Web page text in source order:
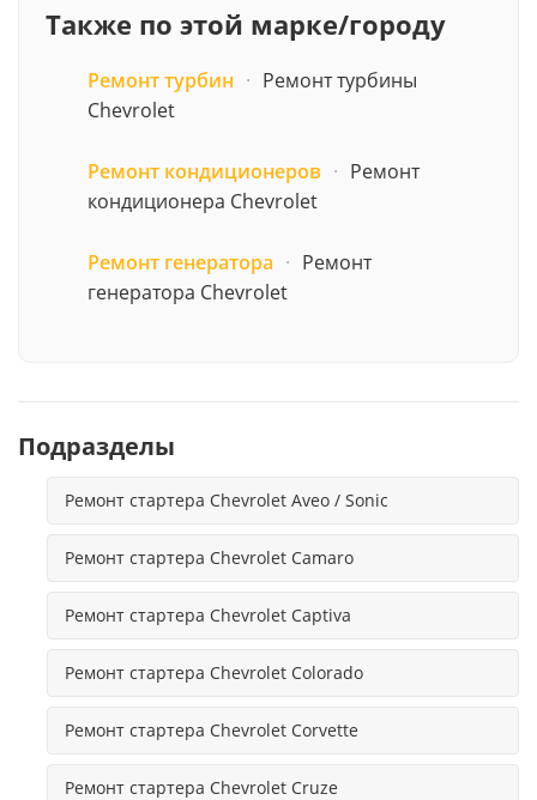
Также по этой марке/городу
Ремонт турбин · Ремонт турбины
Chevrolet
Ремонт кондиционеров · Ремонт
кондиционера Chevrolet
Ремонт генератора · Ремонт
генератора Chevrolet
Подразделы
Ремонт стартера Chevrolet Aveo / Sonic
Ремонт стартера Chevrolet Camaro
Ремонт стартера Chevrolet Captiva
Ремонт стартера Chevrolet Colorado
Ремонт стартера Chevrolet Corvette
Ремонт стартера Chevrolet Cruze